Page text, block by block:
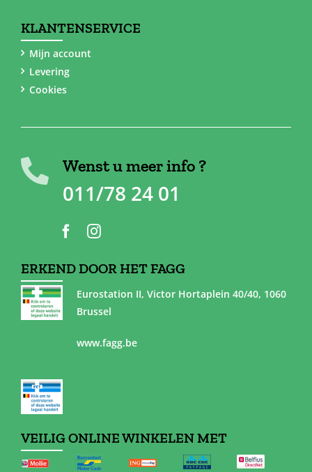
KLANTENSERVICE
Mijn account
Levering
Cookies
Wenst u meer info ?
011/78 24 01
ERKEND DOOR HET FAGG
Eurostation II, Victor Hortaplein 40/40, 1060
Brussel
www.fagg.be
VEILIG ONLINE WINKELEN MET